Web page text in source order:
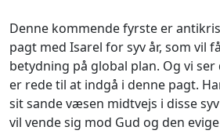
Denne kommende fyrste er
pagt med Isarel for syv år, som vil
betydning på global plan. Og vi
er rede til at indgå i denne pagt.
sit sande væsen midtvejs i disse
vil vende sig mod Gud og den